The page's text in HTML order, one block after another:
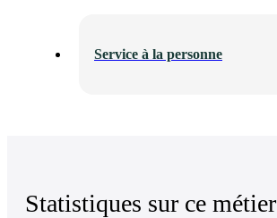
Service à la personne
Statistiques sur ce métier